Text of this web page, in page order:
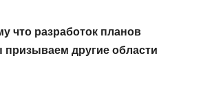
что разработок планов
другие области